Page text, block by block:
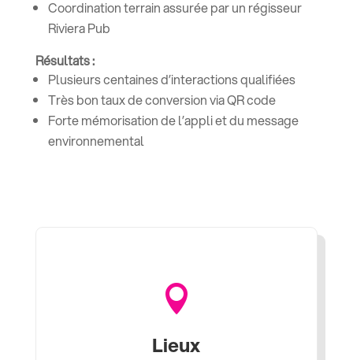
Coordination terrain assurée par un régisseur
Riviera Pub
Résultats :
Plusieurs centaines d’interactions qualifiées
Très bon taux de conversion via QR code
Forte mémorisation de l’appli et du message
environnemental

Lieux